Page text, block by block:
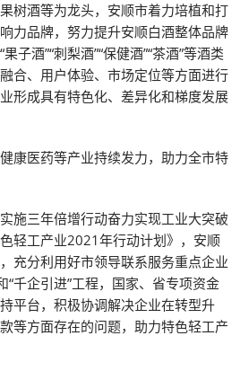
树酒等为龙头，安顺市着力培植和打
力品牌，努力提升安顺白酒整体品牌
子酒”“刺梨酒”“保健酒”“茶酒”等酒类
合、用户体验、市场定位等方面进行
形成具有特色化、差异化和梯度发展
康医药等产业持续发力，助力全市特
施三年倍增行动奋力实现工业大突破
轻工产业2021年行动计划》，安顺
充分利用好市领导联系服务重点企业
“千企引进”工程，国家、省专项资金
平台，积极协调解决企业在转型升
等方面存在的问题，助力特色轻工产